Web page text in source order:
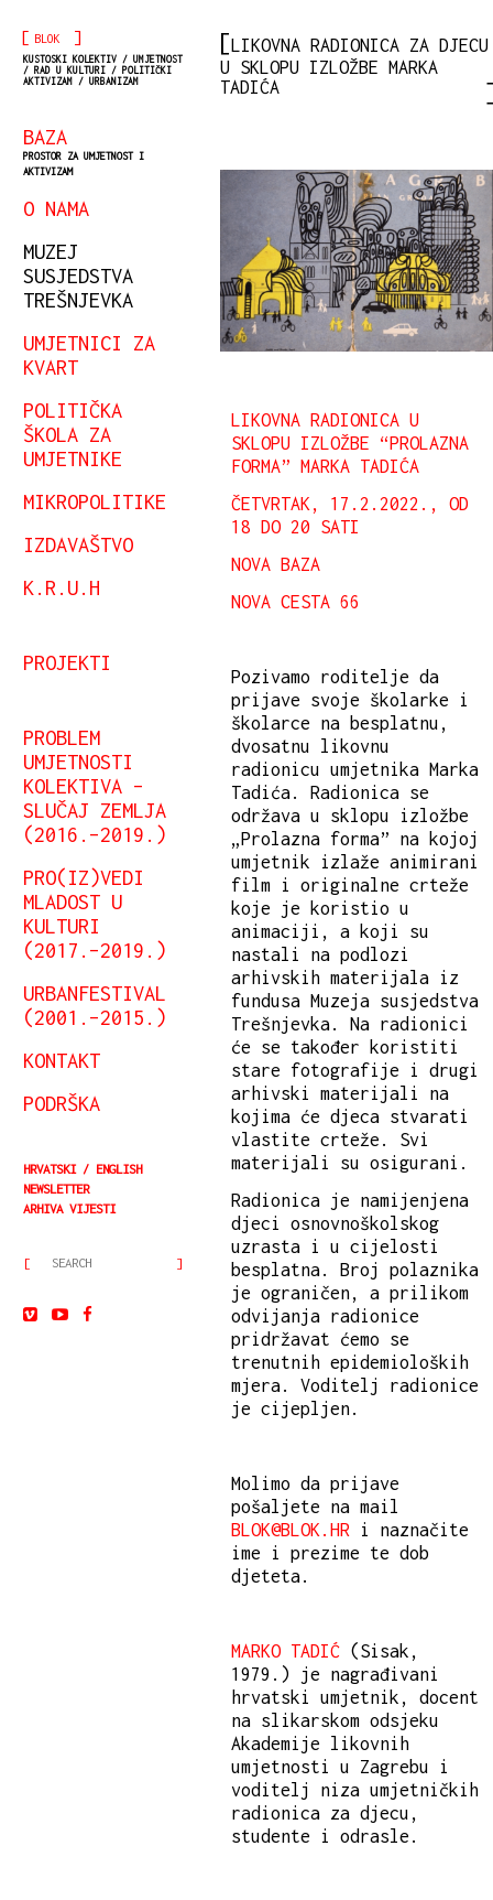
[ BLOK ]
KUSTOSKI KOLEKTIV / UMJETNOST
/ RAD U KULTURI / POLITIČKI
AKTIVIZAM / URBANIZAM
BAZA
PROSTOR ZA UMJETNOST I
AKTIVIZAM
O NAMA
MUZEJ
SUSJEDSTVA
TREŠNJEVKA
UMJETNICI ZA
KVART
POLITIČKA
ŠKOLA ZA
UMJETNIKE
MIKROPOLITIKE
IZDAVAŠTVO
K.R.U.H
PROJEKTI
PROBLEM
UMJETNOSTI
KOLEKTIVA –
SLUČAJ ZEMLJA
(2016.–2019.)
PRO(IZ)VEDI
MLADOST U
KULTURI
(2017.–2019.)
URBANFESTIVAL
(2001.–2015.)
KONTAKT
PODRŠKA
HRVATSKI
ENGLISH
NEWSLETTER
ARHIVA VIJESTI
LIKOVNA RADIONICA ZA DJECU
U SKLOPU IZLOŽBE MARKA
TADIĆA
LIKOVNA RADIONICA U
SKLOPU IZLOŽBE “PROLAZNA
FORMA” MARKA TADIĆA
ČETVRTAK, 17.2.2022., OD
18 DO 20 SATI
NOVA BAZA
NOVA CESTA 66
Pozivamo roditelje da
prijave svoje školarke i
školarce na besplatnu,
dvosatnu likovnu
radionicu umjetnika Marka
Tadića. Radionica se
održava u sklopu izložbe
„Prolazna forma” na kojoj
umjetnik izlaže animirani
film i originalne crteže
koje je koristio u
animaciji, a koji su
nastali na podlozi
arhivskih materijala iz
fundusa Muzeja susjedstva
Trešnjevka. Na radionici
će se također koristiti
stare fotografije i drugi
arhivski materijali na
kojima će djeca stvarati
vlastite crteže. Svi
materijali su osigurani.
Radionica je namijenjena
djeci osnovnoškolskog
uzrasta i u cijelosti
besplatna. Broj polaznika
je ograničen, a prilikom
odvijanja radionice
pridržavat ćemo se
trenutnih epidemioloških
mjera. Voditelj radionice
je cijepljen.
Molimo da prijave
pošaljete na mail
BLOK@BLOK.HR i naznačite
ime i prezime te dob
djeteta.
MARKO TADIĆ (Sisak,
1979.) je nagrađivani
hrvatski umjetnik, docent
na slikarskom odsjeku
Akademije likovnih
umjetnosti u Zagrebu i
voditelj niza umjetničkih
radionica za djecu,
studente i odrasle.